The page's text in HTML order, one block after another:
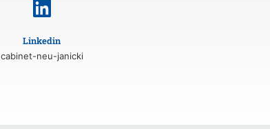
Linkedin
cabinet-neu-janicki